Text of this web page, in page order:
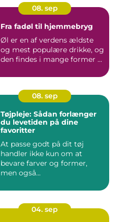
08. sep
Fra fadøl til hjemmebryg
Øl er en af verdens ældste
og mest populære drikke, og
den findes i mange former ...
08. sep
Tøjpleje: Sådan forlænger
du levetiden på dine
favoritter
At passe godt på dit tøj
handler ikke kun om at
bevare farver og former,
men også...
04. sep